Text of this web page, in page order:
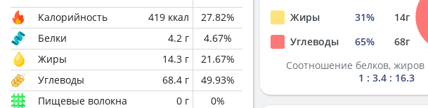
Калорийность 419 ккал 27.82%
Белки
4.2 г 4.67%
Жиры
14.3 г 21.67%
Углеводы
68.4 г 49.93%
Пищевые волокна
0 г 0%
Жиры
31% 14г
Углеводы
65% 68г
Соотношение белков, жиров
1 : 3.4 : 16.3